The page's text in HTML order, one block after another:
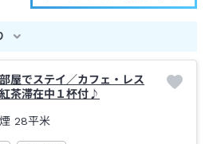
屋でステイ／カフェ・レス
茶滞在中１杯付♪
28平米